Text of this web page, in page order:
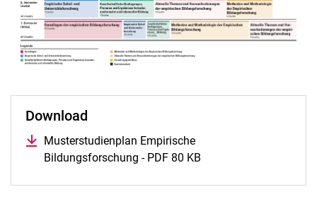
Download
Musterstudienplan Empirische
Bildungsforschung - PDF 80 KB